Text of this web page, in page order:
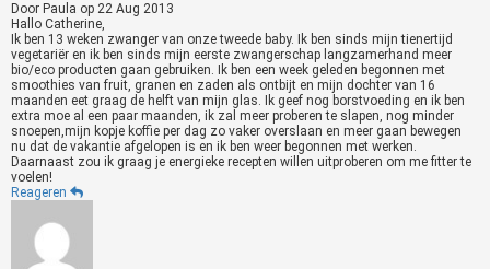
Door Paula op 22 Aug 2013
Hallo Catherine,
Ik ben 13 weken zwanger van onze tweede baby. Ik ben sinds mijn tienertijd
vegetariër en ik ben sinds mijn eerste zwangerschap langzamerhand meer
bio/eco producten gaan gebruiken. Ik ben een week geleden begonnen met
smoothies van fruit, granen en zaden als ontbijt en mijn dochter van 16
maanden eet graag de helft van mijn glas. Ik geef nog borstvoeding en ik ben
extra moe al een paar maanden, ik zal meer proberen te slapen, nog minder
snoepen,mijn kopje koffie per dag zo vaker overslaan en meer gaan bewegen
nu dat de vakantie afgelopen is en ik ben weer begonnen met werken.
Daarnaast zou ik graag je energieke recepten willen uitproberen om me fitter te
voelen!
Reageren